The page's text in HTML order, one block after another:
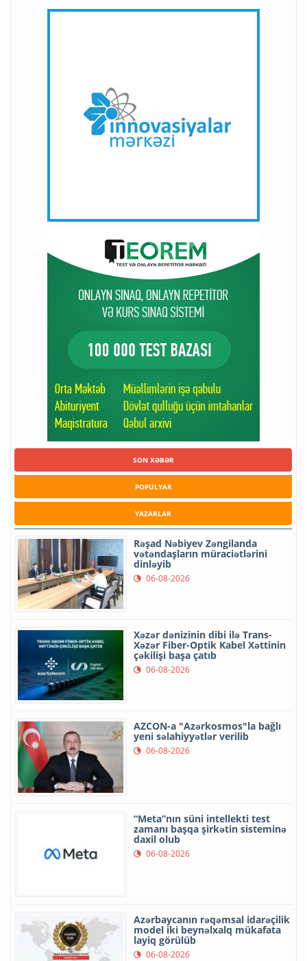
SON XƏBƏR
POPULYAR
YAZARLAR
Rəşad Nəbiyev Zəngilanda
vətəndaşların müraciətlərini
dinləyib
06-08-2026
Xəzər dənizinin dibi ilə Trans-
Xəzər Fiber-Optik Kabel Xəttinin
çəkilişi başa çatıb
06-08-2026
AZCON-a "Azərkosmos"la bağlı
yeni səlahiyyətlər verilib
06-08-2026
“Meta”nın süni intellekti test
zamanı başqa şirkətin sisteminə
daxil olub
06-08-2026
Azərbaycanın rəqəmsal idarəçilik
model iki beynəlxalq mükafata
layiq görülüb
06-08-2026